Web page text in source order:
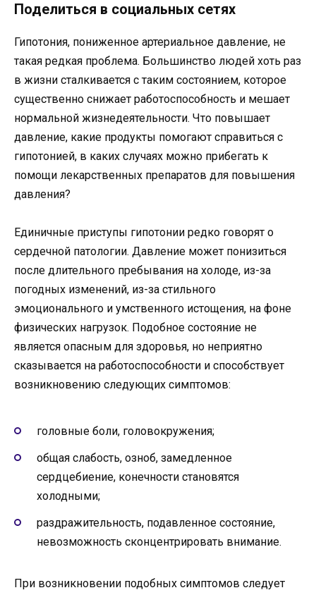
Поделиться в социальных сетях
Гипотония, пониженное артериальное давление, не
такая редкая проблема. Большинство людей хоть раз
в жизни сталкивается с таким состоянием, которое
существенно снижает работоспособность и мешает
нормальной жизнедеятельности. Что повышает
давление, какие продукты помогают справиться с
гипотонией, в каких случаях можно прибегать к
помощи лекарственных препаратов для повышения
давления?
Единичные приступы гипотонии редко говорят о
сердечной патологии. Давление может понизиться
после длительного пребывания на холоде, из-за
погодных изменений, из-за стильного
эмоционального и умственного истощения, на фоне
физических нагрузок. Подобное состояние не
является опасным для здоровья, но неприятно
сказывается на работоспособности и способствует
возникновению следующих симптомов:
головные боли, головокружения;
общая слабость, озноб, замедленное
сердцебиение, конечности становятся
холодными;
раздражительность, подавленное состояние,
невозможность сконцентрировать внимание.
При возникновении подобных симптомов следует